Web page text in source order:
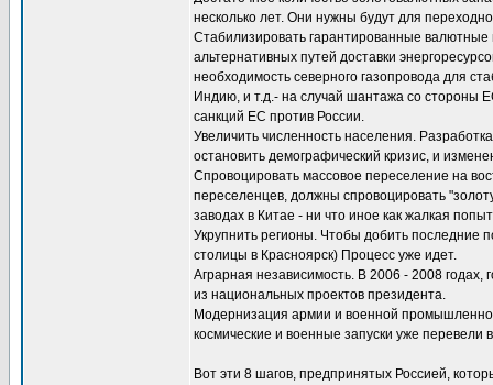
несколько лет. Они нужны будут для
Стабилизировать гарантированные валютные
альтернативных путей доставки
необходимость северного газопровода для
Индию, и т.д.- на случай шантажа со стороны
санкций ЕС против России.
Увеличить численность населения.
остановить демографический кризис, и
Спровоцировать массовое переселение на
переселенцев, должны спровоцировать
заводах в Китае - ни что иное как жалкая
Укрупнить регионы. Чтобы добить последние
столицы в Красноярск) Процесс уже идет.
Аграрная независимость. В 2006 - 2008
из национальных проектов президента.
Модернизация армии и военной
космические и военные запуски уже
Вот эти 8 шагов, предпринятых Россией,